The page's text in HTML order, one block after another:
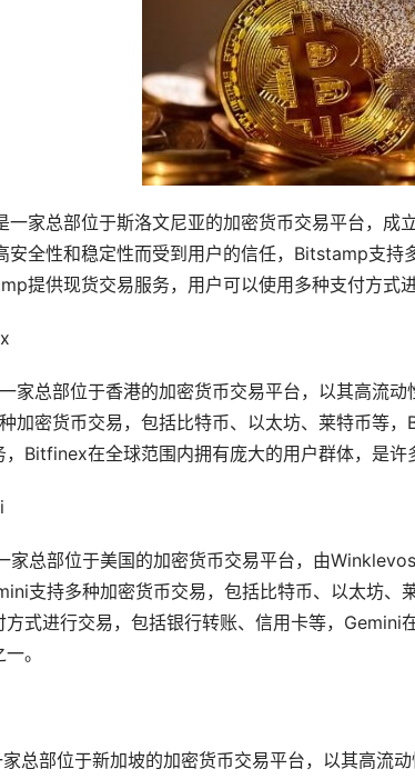
家总部位于斯洛文尼亚的加密货币交易平台，成
安全性和稳定性而受到用户的信任，Bitstamp支持
提供现货交易服务，用户可以使用多种支付方式
家总部位于香港的加密货币交易平台，以其高流动
加密货币交易，包括比特币、以太坊、莱特币等
Bitfinex在全球范围内拥有庞大的用户群体，是许
家总部位于美国的加密货币交易平台，由
支持多种加密货币交易，包括比特币、以太坊、
方式进行交易，包括银行转账、信用卡等，Gemini
。
总部位于新加坡的加密货币交易平台，以其高流